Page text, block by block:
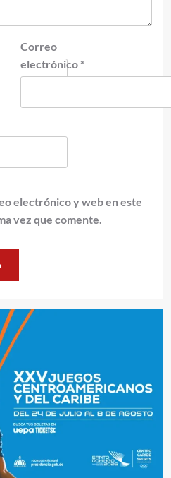
Correo
electrónico *
electrónico y web en este
vez que comente.